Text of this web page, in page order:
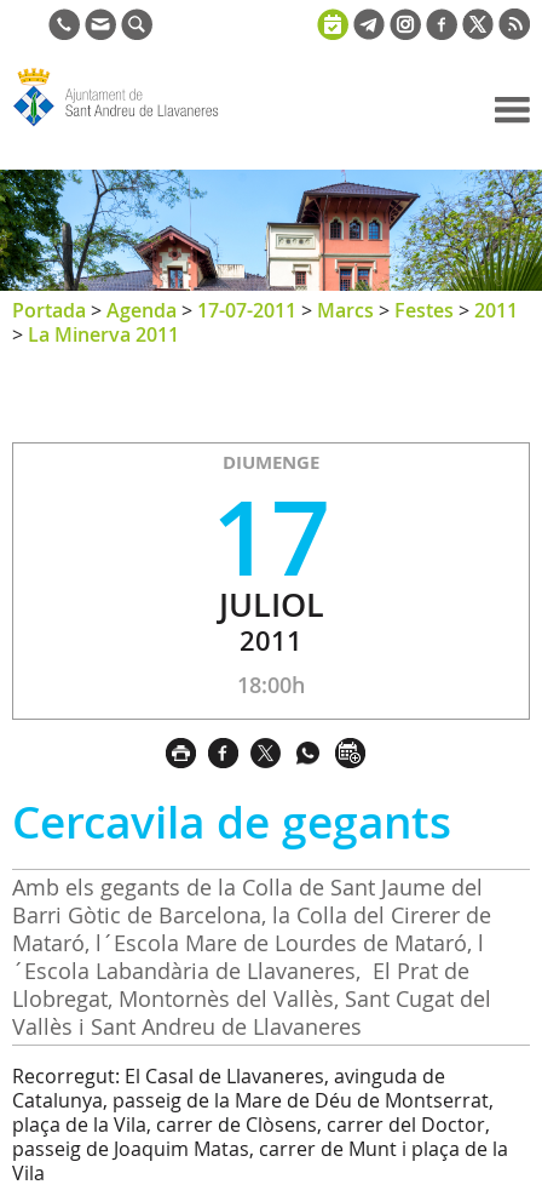
de Sant
Andreu de
Llavaneres
Portada >Agenda > 17-07-2011 > Marcs > Festes >2011
> La Minerva 2011
DIUMENGE
17
JULIOL
2011
18:00h
Cercavila de gegants
Amb els gegants de la Colla de Sant Jaume del
Barri Gòtic de Barcelona, la Colla del Cirerer de
Mataró, l´Escola Mare de Lourdes de Mataró, l
´Escola Labandària de Llavaneres, El Prat de
Llobregat, Montornès del Vallès, Sant Cugat del
Vallès i Sant Andreu de Llavaneres
Recorregut: El Casal de Llavaneres, avinguda de
Catalunya, passeig de la Mare de Déu de Montserrat,
plaça de la Vila, carrer de Clòsens, carrer del Doctor,
passeig de Joaquim Matas, carrer de Munt i plaça de la
Vila